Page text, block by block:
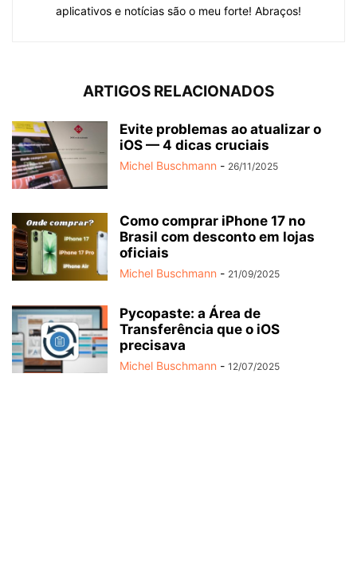
aplicativos e notícias são o meu forte! Abraços!
ARTIGOS RELACIONADOS
Evite problemas ao atualizar o
iOS — 4 dicas cruciais
Michel Buschmann - 26/11/2025
Como comprar iPhone 17 no
Brasil com desconto em lojas
oficiais
Michel Buschmann - 21/09/2025
Pycopaste: a Área de
Transferência que o iOS
precisava
Michel Buschmann - 12/07/2025